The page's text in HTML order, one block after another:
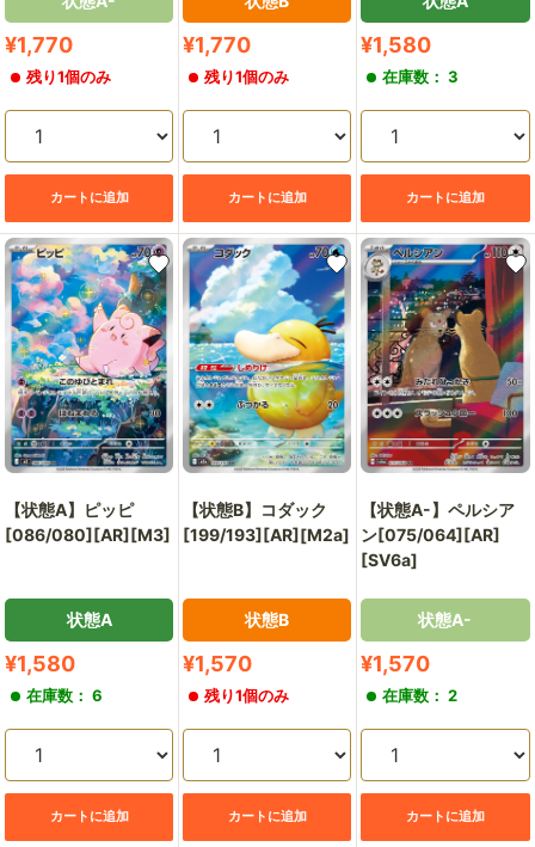
販
価
格
¥1,770
残り1個のみ
カートに追加
販
価
格
¥1,770
残り1個のみ
カートに追加
販
価
格
¥1,580
在庫数： 3
カートに追加
【状態A】ピッピ
[086/080][AR][M3]
状態A
販
価
格
¥1,580
在庫数： 6
カートに追加
【状態B】コダック
[199/193][AR][M2a]
状態B
販
価
格
¥1,570
残り1個のみ
カートに追加
【状態A-】ペルシア
ン[075/064][AR]
[SV6a]
状態A-
販
価
格
¥1,570
在庫数： 2
カートに追加